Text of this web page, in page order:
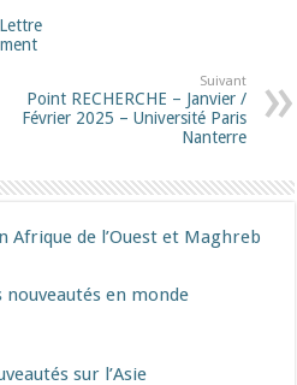
Suivant
Point RECHERCHE – Janvier /
Février 2025 – Université Paris
Nanterre
Afrique de l’Ouest et Maghreb
nouveautés en monde
sur l’Asie